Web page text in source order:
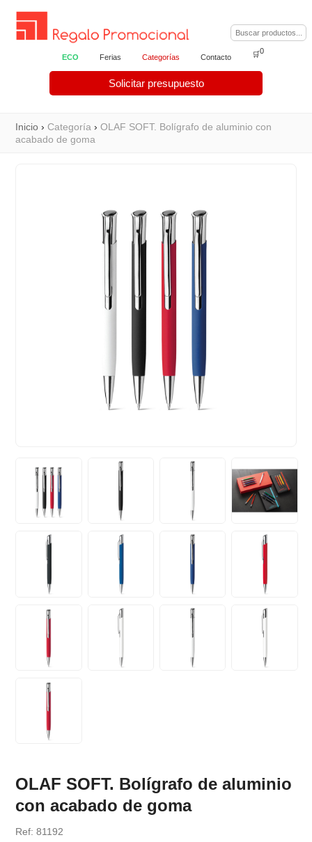
ECO Ferias Categorías Contacto
Solicitar presupuesto
🛒0
Inicio ›Categoría ›OLAF SOFT. Bolígrafo de aluminio con
acabado de goma
OLAF SOFT. Bolígrafo de aluminio
con acabado de goma
Ref: 81192